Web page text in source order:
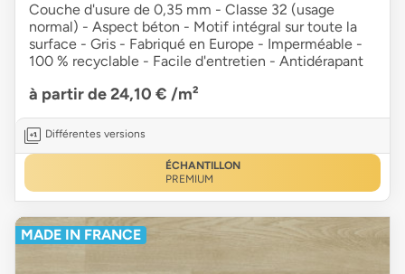
Couche d'usure de 0,35 mm - Classe 32 (usage
normal) - Aspect béton - Motif intégral sur toute la
surface - Gris - Fabriqué en Europe - Imperméable -
100 % recyclable - Facile d'entretien - Antidérapant
à partir de 24,10 € /m²
Différentes versions
ÉCHANTILLON
PREMIUM
MADE IN FRANCE